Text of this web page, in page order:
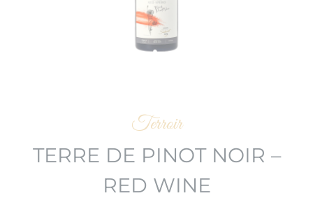
Terroir
TERRE DE PINOT NOIR –
RED WINE